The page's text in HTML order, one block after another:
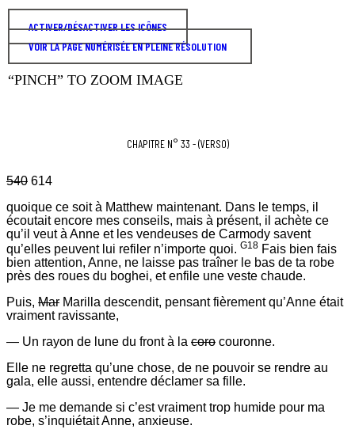
ACTIVER/DÉSACTIVER LES ICÔNES
VOIR LA PAGE NUMÉRISÉE EN PLEINE RÉSOLUTION
“PINCH” TO ZOOM IMAGE
CHAPITRE N° 33 - (VERSO)
540 614
quoique ce soit à Matthew maintenant. Dans le temps, il
écoutait encore mes conseils, mais à présent, il achète ce
qu’il veut à Anne et les vendeuses de Carmody savent
qu’elles peuvent lui refiler n’importe quoi. G18 Fais bien fais
bien attention, Anne, ne laisse pas traîner le bas de ta robe
près des roues du boghei, et enfile une veste chaude.
Puis, Mar Marilla descendit, pensant fièrement qu’Anne était
vraiment ravissante,
— Un rayon de lune du front à la coro couronne.
Elle ne regretta qu’une chose, de ne pouvoir se rendre au
gala, elle aussi, entendre déclamer sa fille.
— Je me demande si c’est vraiment trop humide pour ma
robe, s’inquiétait Anne, anxieuse.